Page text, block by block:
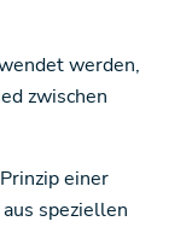
werden,
zwischen
einer
speziellen